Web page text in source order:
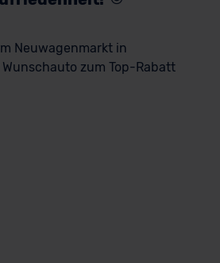
Neuwagenmarkt in
zum Top-Rabatt